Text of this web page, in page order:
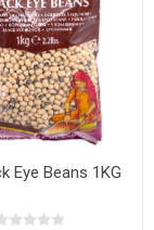
Eye Beans 1KG